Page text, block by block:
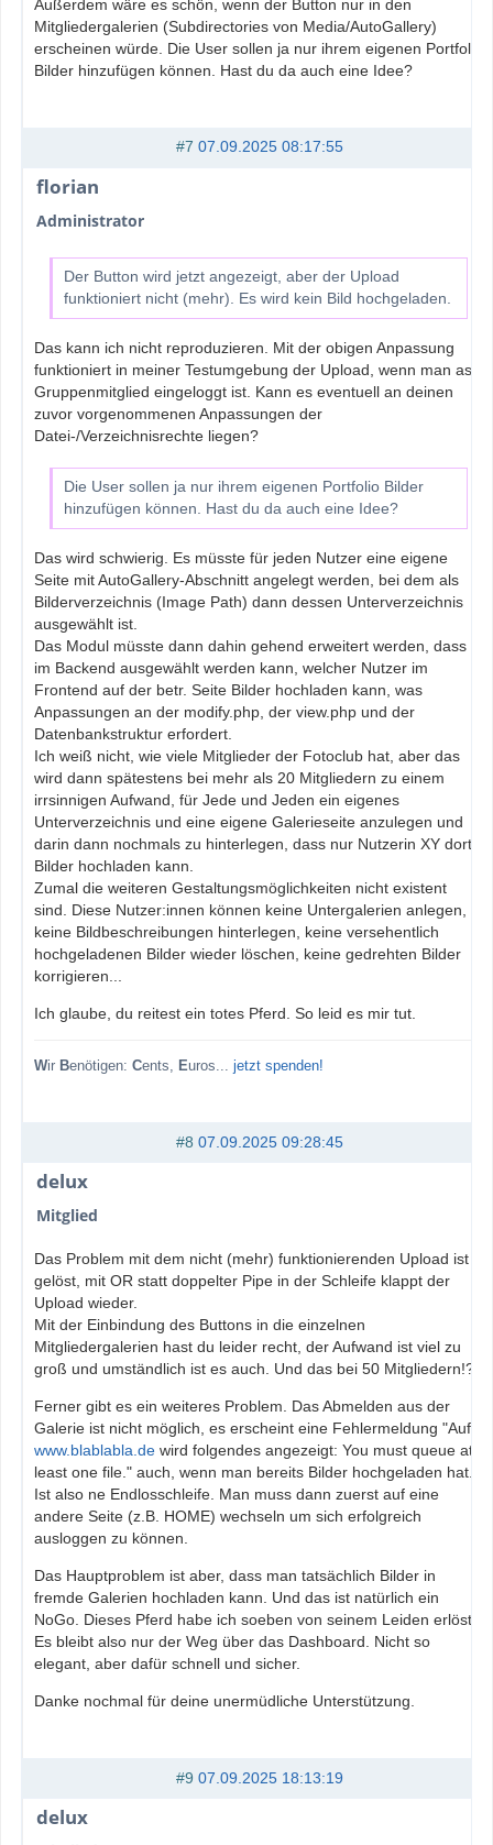
Außerdem wäre es schön, wenn der Button nur in den
Mitgliedergalerien (Subdirectories von Media/AutoGallery)
erscheinen würde. Die User sollen ja nur ihrem eigenen Portfolio
Bilder hinzufügen können. Hast du da auch eine Idee?
#7 07.09.2025 08:17:55
florian
Administrator
Der Button wird jetzt angezeigt, aber der Upload
funktioniert nicht (mehr). Es wird kein Bild hochgeladen.
Das kann ich nicht reproduzieren. Mit der obigen Anpassung
funktioniert in meiner Testumgebung der Upload, wenn man as
Gruppenmitglied eingeloggt ist. Kann es eventuell an deinen
zuvor vorgenommenen Anpassungen der
Datei-/Verzeichnisrechte liegen?
Die User sollen ja nur ihrem eigenen Portfolio Bilder
hinzufügen können. Hast du da auch eine Idee?
Das wird schwierig. Es müsste für jeden Nutzer eine eigene
Seite mit AutoGallery-Abschnitt angelegt werden, bei dem als
Bilderverzeichnis (Image Path) dann dessen Unterverzeichnis
ausgewählt ist.
Das Modul müsste dann dahin gehend erweitert werden, dass
im Backend ausgewählt werden kann, welcher Nutzer im
Frontend auf der betr. Seite Bilder hochladen kann, was
Anpassungen an der modify.php, der view.php und der
Datenbankstruktur erfordert.
Ich weiß nicht, wie viele Mitglieder der Fotoclub hat, aber das
wird dann spätestens bei mehr als 20 Mitgliedern zu einem
irrsinnigen Aufwand, für Jede und Jeden ein eigenes
Unterverzeichnis und eine eigene Galerieseite anzulegen und
darin dann nochmals zu hinterlegen, dass nur Nutzerin XY dort
Bilder hochladen kann.
Zumal die weiteren Gestaltungsmöglichkeiten nicht existent
sind. Diese Nutzer:innen können keine Untergalerien anlegen,
keine Bildbeschreibungen hinterlegen, keine versehentlich
hochgeladenen Bilder wieder löschen, keine gedrehten Bilder
korrigieren...
Ich glaube, du reitest ein totes Pferd. So leid es mir tut.
Wir Benötigen: Cents, Euros... jetzt spenden!
#8 07.09.2025 09:28:45
delux
Mitglied
Das Problem mit dem nicht (mehr) funktionierenden Upload ist
gelöst, mit OR statt doppelter Pipe in der Schleife klappt der
Upload wieder.
Mit der Einbindung des Buttons in die einzelnen
Mitgliedergalerien hast du leider recht, der Aufwand ist viel zu
groß und umständlich ist es auch. Und das bei 50 Mitgliedern!?!
Ferner gibt es ein weiteres Problem. Das Abmelden aus der
Galerie ist nicht möglich, es erscheint eine Fehlermeldung "Auf
www.blablabla.de wird folgendes angezeigt: You must queue at
least one file." auch, wenn man bereits Bilder hochgeladen hat.
Ist also ne Endlosschleife. Man muss dann zuerst auf eine
andere Seite (z.B. HOME) wechseln um sich erfolgreich
ausloggen zu können.
Das Hauptproblem ist aber, dass man tatsächlich Bilder in
fremde Galerien hochladen kann. Und das ist natürlich ein
NoGo. Dieses Pferd habe ich soeben von seinem Leiden erlöst.
Es bleibt also nur der Weg über das Dashboard. Nicht so
elegant, aber dafür schnell und sicher.
Danke nochmal für deine unermüdliche Unterstützung.
#9 07.09.2025 18:13:19
delux